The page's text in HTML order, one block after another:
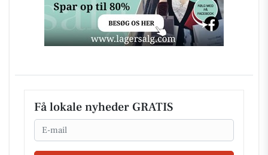
Få lokale nyheder GRATIS
Email